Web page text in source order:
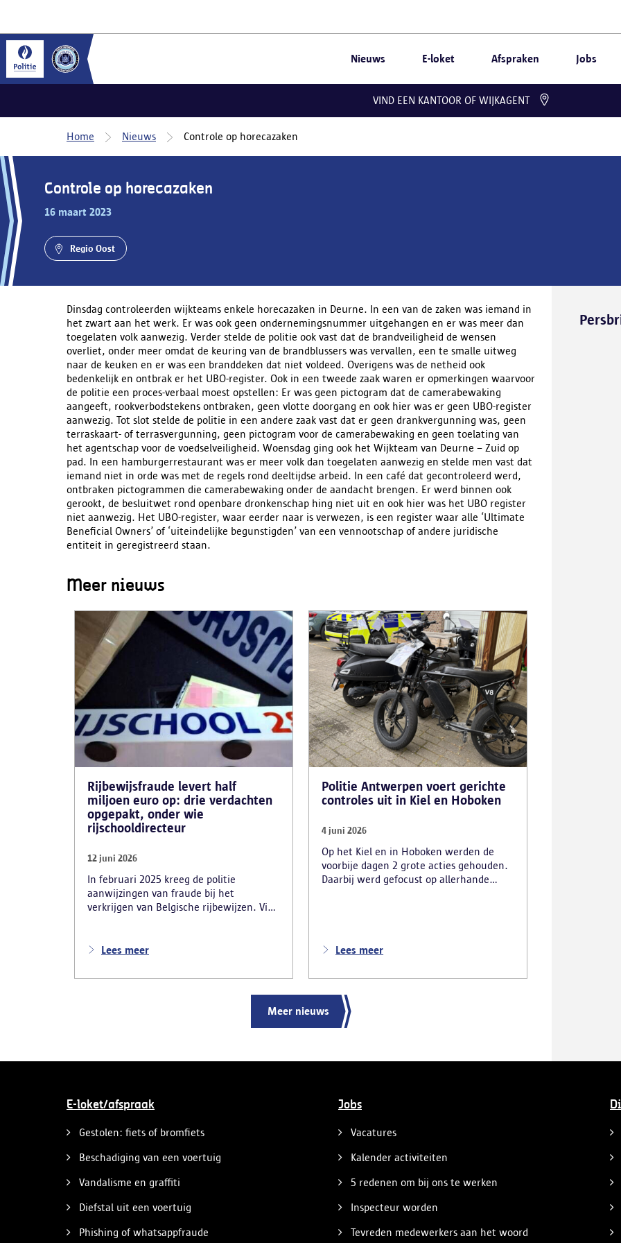
Nieuws E-loket Afspraken Jobs
VIND EEN KANTOOR OF WIJKAGENT
Home Nieuws Controle op horecazaken
Controle op horecazaken
16 maart 2023
Regio Oost
Dinsdag controleerden wijkteams enkele horecazaken in Deurne. In een van de zaken was iemand in
het zwart aan het werk. Er was ook geen ondernemingsnummer uitgehangen en er was meer dan
toegelaten volk aanwezig. Verder stelde de politie ook vast dat de brandveiligheid de wensen
overliet, onder meer omdat de keuring van de brandblussers was vervallen, een te smalle uitweg
naar de keuken en er was een branddeken dat niet voldeed. Overigens was de netheid ook
bedenkelijk en ontbrak er het UBO-register. Ook in een tweede zaak waren er opmerkingen waarvoor
de politie een proces-verbaal moest opstellen: Er was geen pictogram dat de camerabewaking
aangeeft, rookverbodstekens ontbraken, geen vlotte doorgang en ook hier was er geen UBO-register
aanwezig. Tot slot stelde de politie in een andere zaak vast dat er geen drankvergunning was, geen
terraskaart- of terrasvergunning, geen pictogram voor de camerabewaking en geen toelating van
het agentschap voor de voedselveiligheid. Woensdag ging ook het Wijkteam van Deurne – Zuid op
pad. In een hamburgerrestaurant was er meer volk dan toegelaten aanwezig en stelde men vast dat
iemand niet in orde was met de regels rond deeltijdse arbeid. In een café dat gecontroleerd werd,
ontbraken pictogrammen die camerabewaking onder de aandacht brengen. Er werd binnen ook
gerookt, de besluitwet rond openbare dronkenschap hing niet uit en ook hier was het UBO register
niet aanwezig. Het UBO-register, waar eerder naar is verwezen, is een register waar alle ‘Ultimate
Beneficial Owners’ of ‘uiteindelijke begunstigden’ van een vennootschap of andere juridische
entiteit in geregistreerd staan.
Meer nieuws
Rijbewijsfraude levert half
miljoen euro op: drie verdachten
opgepakt, onder wie
rijschooldirecteur
12 juni 2026
In februari 2025 kreeg de politie
aanwijzingen van fraude bij het
verkrijgen van Belgische rijbewijzen. Via
verdachten tegen betaling versnelde
Daarnaast maakten zij reclame voor het
fraude bij theoretische rijexamens. Een
examenfraude organiseerde,
uittreksel uit het strafregister gebruikte.
Lees meer
Politie Antwerpen voert gerichte
controles uit in Kiel en Hoboken
4 juni 2026
Op het Kiel en in Hoboken werden de
voorbije dagen 2 grote acties gehouden.
Daarbij werd gefocust op allerhande
Lees meer
Meer nieuws
E-loket/afspraak
Gestolen: fiets of bromfiets
Beschadiging van een voertuig
Vandalisme en graffiti
Diefstal uit een voertuig
Phishing of whatsappfraude
Jobs
Vacatures
Kalender activiteiten
5 redenen om bij ons te werken
Inspecteur worden
Tevreden medewerkers aan het woord